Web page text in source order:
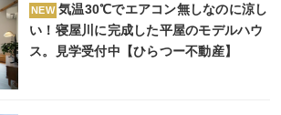
NEW 気温30℃でエアコン無しなのに涼し
い！寝屋川に完成した平屋のモデルハウ
ス。見学受付中【ひらつー不動産】